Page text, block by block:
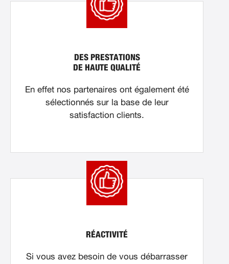
DES PRESTATIONS
DE HAUTE QUALITÉ
En effet nos partenaires ont également été
sélectionnés sur la base de leur
satisfaction clients.
RÉACTIVITÉ
Si vous avez besoin de vous débarrasser